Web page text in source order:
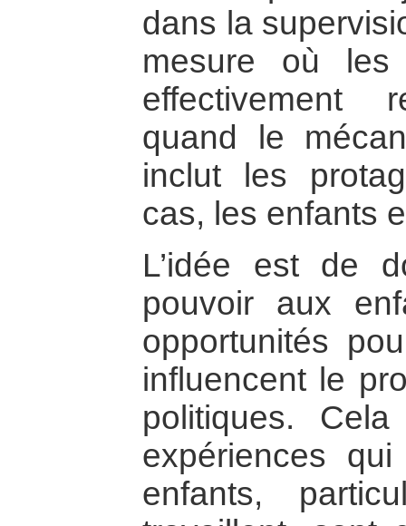
dans la
mesure où les
effectivement
quand le
inclut les
cas, les enfants
L’idée est de
pouvoir aux
opportunités
influencent le
politiques.
expériences
enfants,